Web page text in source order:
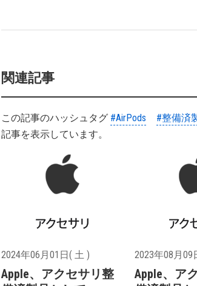
関連記事
この記事のハッシュタグ #AirPods #整備済
記事を表示しています。
2024年06月01日( 土 )
Apple、アクセサリ整
2023年08月09
Apple、ア